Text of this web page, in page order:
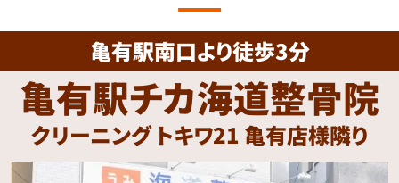
亀有駅南口より徒歩3分
亀有駅チカ海道整骨院
クリーニング トキワ21 亀有店様隣り